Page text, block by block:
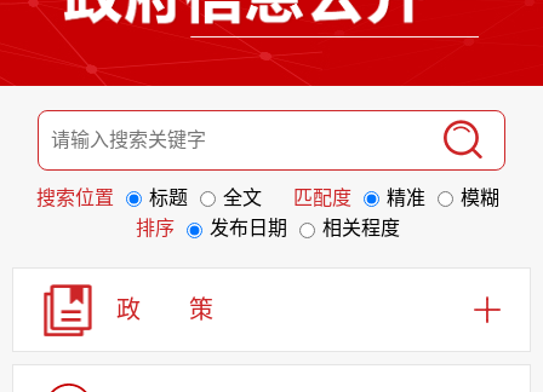
搜索位置 标题 全文 匹配度 精准
模糊
排序
发布日期 相关程度
政 策